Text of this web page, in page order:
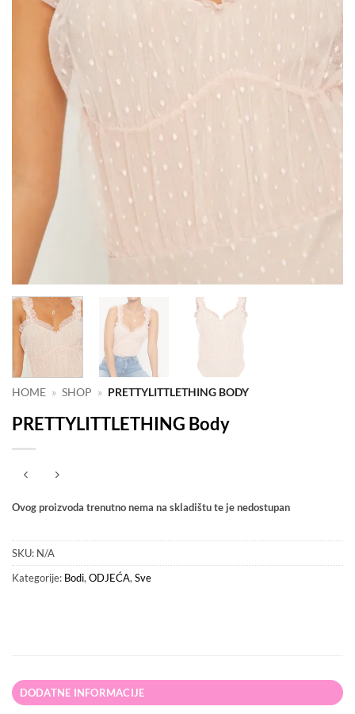
HOME » SHOP » PRETTYLITTLETHING BODY
PRETTYLITTLETHING Body
Ovog proizvoda trenutno nema na skladištu te je nedostupan
SKU: N/A
Kategorije: Bodi, ODJEĆA, Sve
DODATNE INFORMACIJE